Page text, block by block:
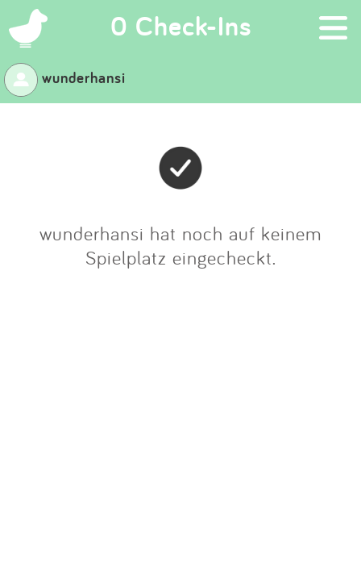
0 Check-Ins ×
Suchen
Eintragen
App
Blog
Partner
wunderhansi
wunderhansi hat noch auf keinem
Spielplatz eingecheckt.